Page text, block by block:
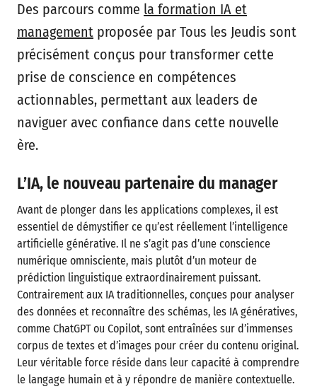
Des parcours comme la formation IA et
management proposée par Tous les Jeudis sont
précisément conçus pour transformer cette
prise de conscience en compétences
actionnables, permettant aux leaders de
naviguer avec confiance dans cette nouvelle
ère.
L’IA, le nouveau partenaire du manager
Avant de plonger dans les applications complexes, il est
essentiel de démystifier ce qu’est réellement l’intelligence
artificielle générative. Il ne s’agit pas d’une conscience
numérique omnisciente, mais plutôt d’un moteur de
prédiction linguistique extraordinairement puissant.
Contrairement aux IA traditionnelles, conçues pour analyser
des données et reconnaître des schémas, les IA génératives,
comme ChatGPT ou Copilot, sont entraînées sur d’immenses
corpus de textes et d’images pour créer du contenu original.
Leur véritable force réside dans leur capacité à comprendre
le langage humain et à y répondre de manière contextuelle.